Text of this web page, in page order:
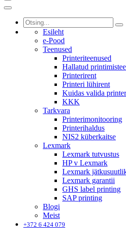
Esileht
e-Pood
Teenused
Printeriteenused
Hallatud
Printerirent
Printeri lühirent
Kuidas valida
KKK
Tarkvara
Printerimonitooring
Printerihaldus
NIS2 küberkaitse
Lexmark
Lexmark tutvustus
HP v Lexmark
Lexmark
Lexmark garantii
GHS label printing
SAP printing
Blogi
Meist
+372 6 424 079